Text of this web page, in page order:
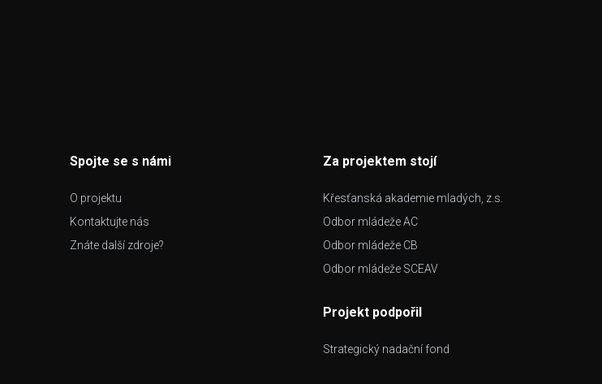
Spojte se s námi
O projektu
Kontaktujte nás
Znáte další zdroje?
Za projektem stojí
Křesťanská akademie mladých, z.s.
Odbor mládeže AC
Odbor mládeže CB
Odbor mládeže SCEAV
Projekt podpořil
Strategický nadační fond